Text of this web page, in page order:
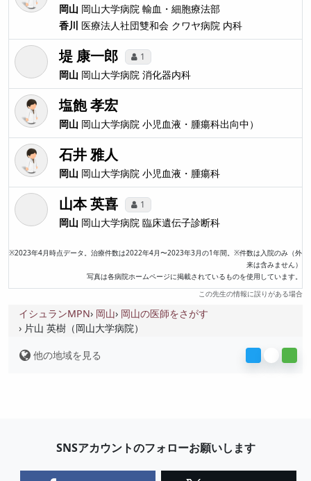
岡山 岡山大学病院 輸血・細胞療法部
香川 医療法人社団雙和会 クワヤ病院 内科
堤 康一郎 1
岡山 岡山大学病院 消化器内科
塩飽 孝宏
岡山 岡山大学病院 小児血液・腫瘍科出向中）
石井 雅人
岡山 岡山大学病院 小児血液・腫瘍科
山本 英喜 1
岡山 岡山大学病院 臨床遺伝子診断科
※2023年4月時点データ。治療件数は2022年4月〜2023年3月の1年間。※件数は入院のみ（外
来は含みません）
写真は各病院ホームページに掲載されているものを使用しています。
この先生の情報に誤りがある場合
イシュランMPN 岡山 岡山の医師をさがす
片山 英樹（岡山大学病院）
他の地域を見る
SNSアカウントのフォローお願いします